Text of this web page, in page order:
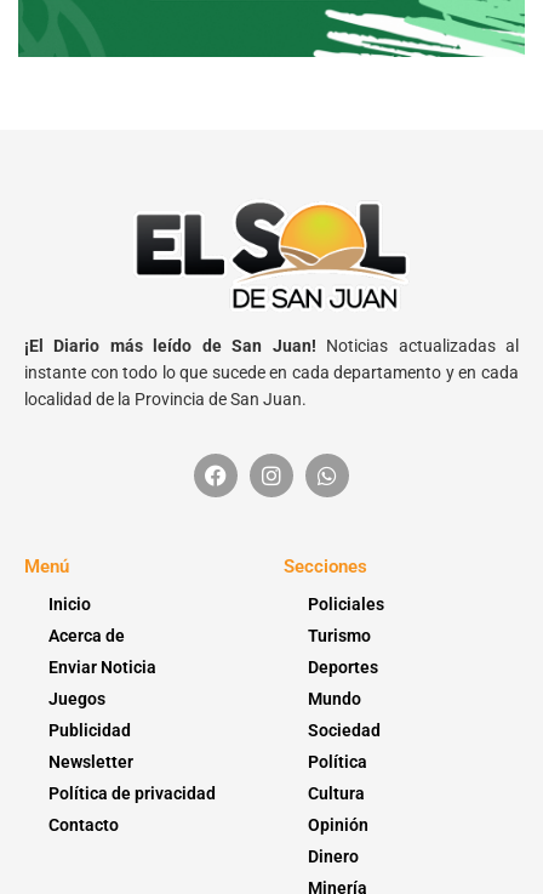
¡El Diario más leído de San Juan! Noticias actualizadas al
instante con todo lo que sucede en cada departamento y en cada
localidad de la Provincia de San Juan.
Menú
Inicio
Acerca de
Enviar Noticia
Juegos
Publicidad
Newsletter
Política de privacidad
Contacto
Secciones
Policiales
Turismo
Deportes
Mundo
Sociedad
Política
Cultura
Opinión
Dinero
Minería